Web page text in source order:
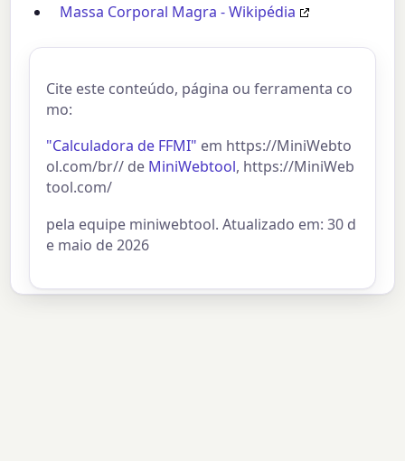
Massa Corporal Magra - Wikipédia
Cite este conteúdo, página ou ferramenta co
mo:
"Calculadora de FFMI" em https://MiniWebto
ol.com/br// de MiniWebtool, https://MiniWeb
tool.com/
pela equipe miniwebtool. Atualizado em: 30 d
e maio de 2026